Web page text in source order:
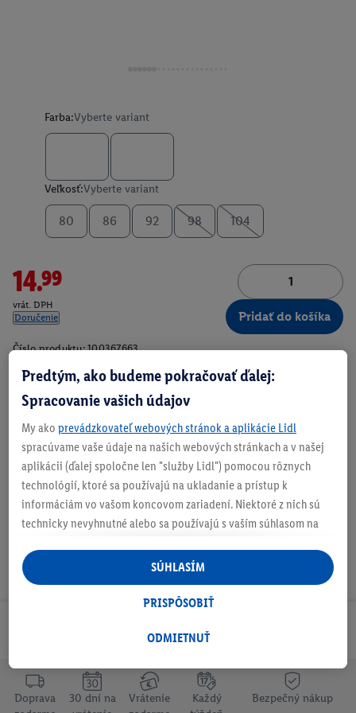
Farba:Vyberte variant
Veľkosť:Vyberte variant
80 86 92 98 104
14.99
vrát. DPH
Doručenie
Pridať do košíka
Číslo produktu: 100367663
O produkte
Odoberaj Newsletter!
Doprava
30 dní na
Vrátenie
Každý
Bezpečný nákup
Predtým, ako budeme pokračovať ďalej:
Spracovanie vašich údajov
My ako prevádzkovateľ webových stránok a aplikácie Lidl
spracúvame vaše údaje na našich webových stránkach a v našej
aplikácii (ďalej spoločne len "služby Lidl") pomocou rôznych
technológií, ktoré sa používajú na ukladanie a prístup k
informáciám vo vašom koncovom zariadení. Niektoré z nich sú
technicky nevyhnutné alebo sa používajú s vaším súhlasom na
personalizovanú reklamu v rámci služieb Lidl aj mimo nich. Ak
ste účastníkom programu Lidl Plus, na tieto účely sa spracúvajú
aj údaje z vášho nákupného správania v obchode.
následne si vytvoríte účet Lidl Plus alebo sa prihlásite do svojho
tiež vytvoriť špeciálny online identifikátor z e-mailovej adresy,
ktorú tam uvediete, aby sme vás mohli rozpoznať v službách
ODMIETNUŤ
PRISPÔSOBIŤ
SÚHLASÍM